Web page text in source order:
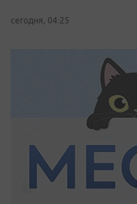
сегодня, 04:25